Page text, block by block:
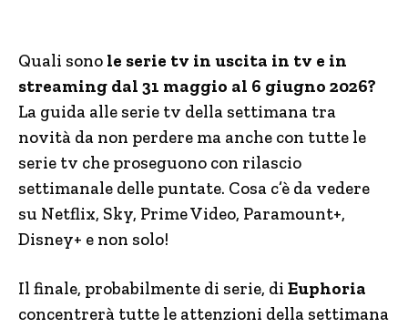
Quali sono le serie tv in uscita in tv e in
streaming dal 31 maggio al 6 giugno 2026?
La guida alle serie tv della settimana tra
novità da non perdere ma anche con tutte le
serie tv che proseguono con rilascio
settimanale delle puntate. Cosa c’è da vedere
su Netflix, Sky, Prime Video, Paramount+,
Disney+ e non solo!
Il finale, probabilmente di serie, di Euphoria
concentrerà tutte le attenzioni della settimana